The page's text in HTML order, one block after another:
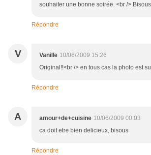
souhaiter une bonne soirée. <br />
Répondre
V Vanille 10/06/2009 15:26
Original!!<br /> en tous cas la photo est
Répondre
A amour+de+cuisine 10/06/2009 00:03
ca doit etre bien delicieux, bisous
Répondre